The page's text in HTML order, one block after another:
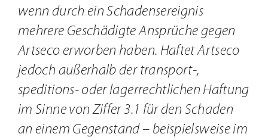
wenn durch ein Schadensereignis
mehrere Geschädigte Ansprüche gegen
Artseco erworben haben. Haftet Artseco
jedoch außerhalb der transport-,
speditions- oder lagerrechtlichen Haftung
im Sinne von Ziffer 3.1 für den Schaden
an einem Gegenstand – beispielsweise im